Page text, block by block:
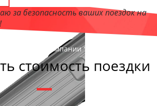
за безопасность ваших поездок на
, директор компании "БрянскБас"
стоимость поездки